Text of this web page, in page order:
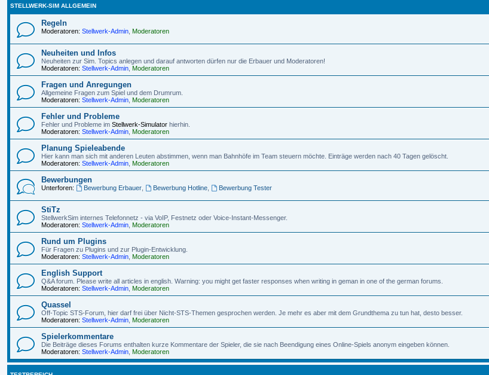
STELLWERK-SIM ALLGEMEIN
Regeln
Moderatoren: Stellwerk-Admin Moderatoren
Neuheiten und Infos
Neuheiten zur Sim. Topics anlegen und darauf antworten dürfen nur die Erbauer und Moderatoren!
Moderatoren: Stellwerk-Admin Moderatoren
Fragen und Anregungen
Allgemeine Fragen zum Spiel und dem Drumrum.
Moderatoren: Stellwerk-Admin Moderatoren
Fehler und Probleme
Fehler und Probleme im Stellwerk-Simulator hierhin.
Moderatoren: Stellwerk-Admin Moderatoren
Planung Spieleabende
Hier kann man sich mit anderen Leuten abstimmen, wenn man Bahnhöfe im Team steuern möchte. Einträge werden nach 40 Tagen gelöscht.
Moderatoren: Stellwerk-Admin Moderatoren
Bewerbungen
Unterforen: Bewerbung Erbauer, Bewerbung Hotline, Bewerbung Tester
StiTz
StellwerkSim internes Telefonnetz - via VoIP, Festnetz oder Voice-Instant-Messenger.
Moderatoren: Stellwerk-Admin Moderatoren
Rund um Plugins
Für Fragen zu Plugins und zur Plugin-Entwicklung.
Moderatoren: Stellwerk-Admin Moderatoren
English Support
Q&A forum. Please write all articles in english. Warning: you might get faster responses when writing in geman in one of the german forums.
Moderatoren: Stellwerk-Admin Moderatoren
Quassel
Off-Topic STS-Forum, hier darf frei über Nicht-STS-Themen gesprochen werden. Je mehr es aber mit dem Grundthema zu tun hat, desto besser.
Moderatoren: Stellwerk-Admin Moderatoren
Spielerkommentare
Die Beiträge dieses Forums enthalten kurze Kommentare der Spieler, die sie nach Beendigung eines Online-Spiels anonym eingeben können.
Moderatoren: Stellwerk-Admin Moderatoren